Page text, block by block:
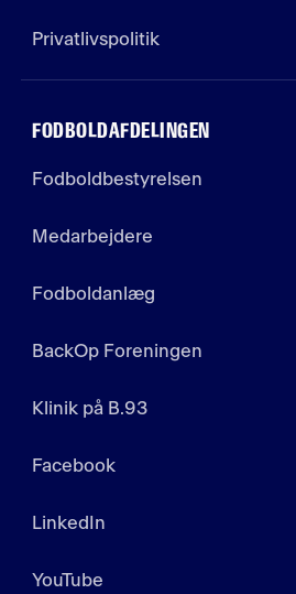
Privatlivspolitik
FODBOLDAFDELINGEN
Fodboldbestyrelsen
Medarbejdere
Fodboldanlæg
BackOp Foreningen
Klinik på B.93
Facebook
LinkedIn
YouTube